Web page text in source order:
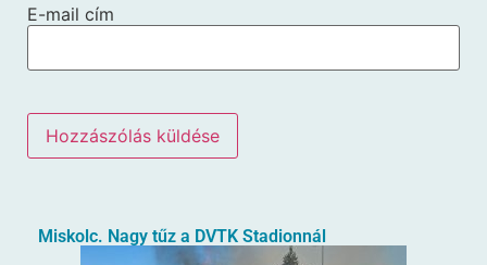
E-mail cím
Miskolc. Nagy tűz a DVTK Stadionnál